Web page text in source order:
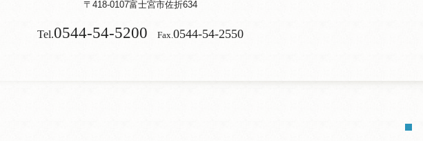
〒418-0107富士宮市佐折634
Tel.0544-54-5200 Fax. 0544-54-2550